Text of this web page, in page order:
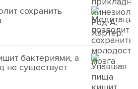
сохранить
бактериями, а
не существует